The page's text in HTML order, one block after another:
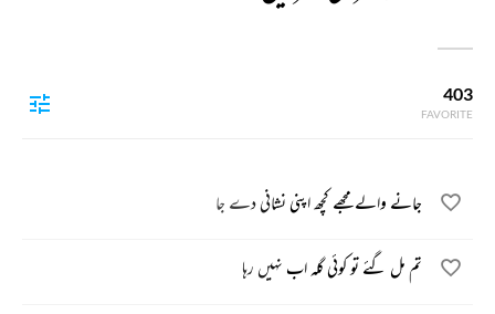
403
FAVORITE
جانے والے مجھے کچھ اپنی نشانی دے جا
تم مل گئے تو کوئی گلہ اب نہیں رہا